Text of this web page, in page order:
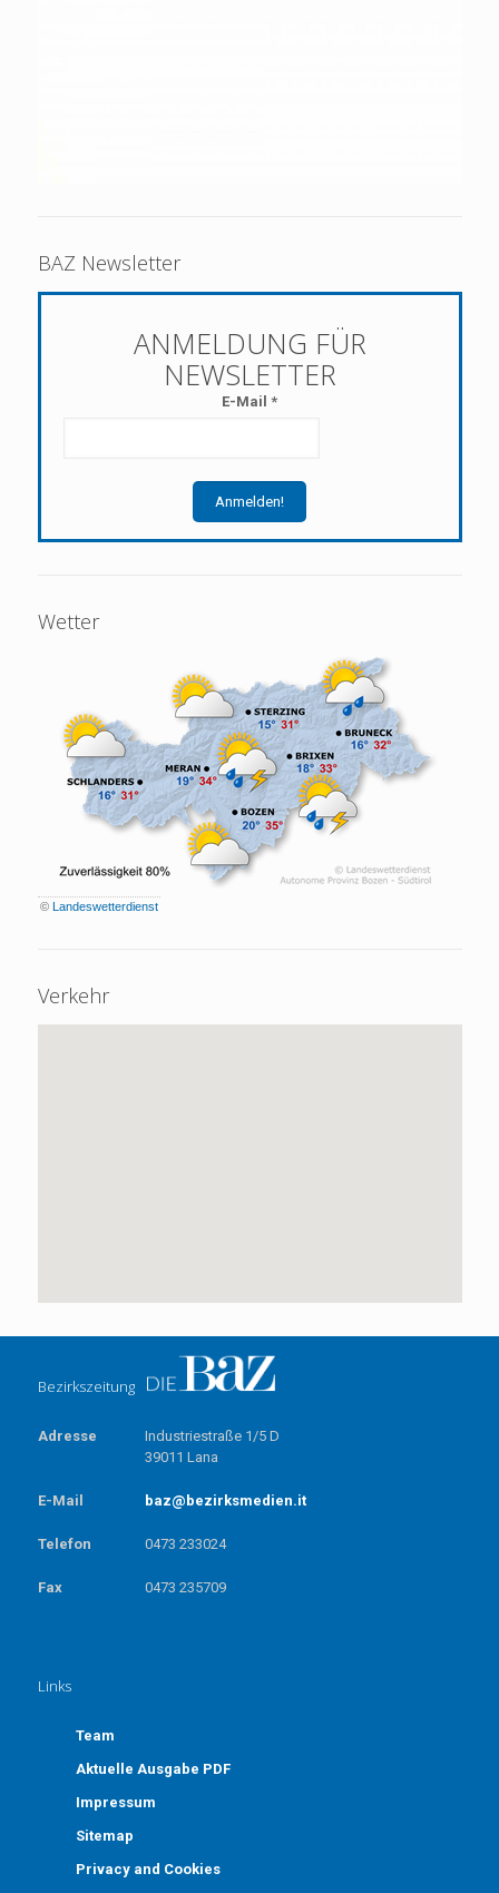
BAZ Newsletter
E-Mail *
Wetter
© Landeswetterdienst
Verkehr
Bezirkszeitung
Adresse
Industriestraße 1/5 D
39011 Lana
E-Mail baz@bezirksmedien.it
Telefon 0473 233024
Fax 0473 235709
Links
Team
Aktuelle Ausgabe PDF
Impressum
Sitemap
Privacy and Cookies